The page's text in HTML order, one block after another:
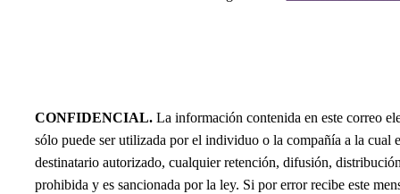
CONFIDENCIAL. La información contenida en este correo
sólo puede ser utilizada por el individuo o la compañía a la cual
destinatario autorizado, cualquier retención, difusión,
prohibida y es sancionada por la ley. Si por error recibe este